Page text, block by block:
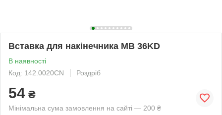
Вставка для накінечника MB 36KD
В наявності
Код: 142.0020CN
Роздріб
54 ₴
Мінімальна сума замовлення на сайті — 200 ₴